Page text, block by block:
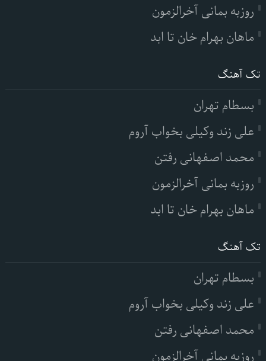
روزبه بمانی آخرالزمون
ماهان بهرام خان تا ابد
تک آهنگ
بسطام تهران
علی زند وکیلی بخواب آروم
محمد اصفهانی رفتن
روزبه بمانی آخرالزمون
ماهان بهرام خان تا ابد
تک آهنگ
بسطام تهران
علی زند وکیلی بخواب آروم
محمد اصفهانی رفتن
روزبه بمانی آخرالزمون